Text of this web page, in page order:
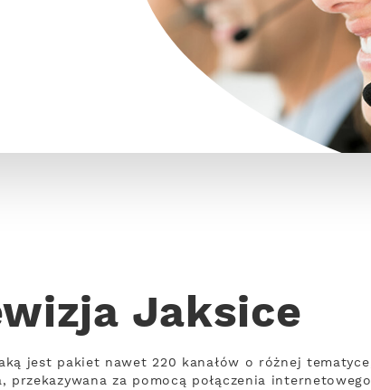
Jaksice
jest pakiet nawet 220 kanałów o różnej
za pomocą połączenia